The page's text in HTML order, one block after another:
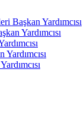
Başkan Yardımcısı
Yardımcısı